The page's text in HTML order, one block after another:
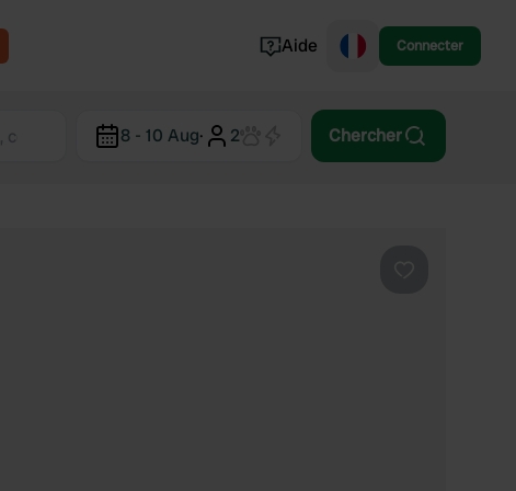
Aide Connecter
8 - 10 Aug· 2 Chercher